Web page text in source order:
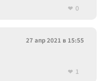
0
27 апр 2021 в 15:55
1